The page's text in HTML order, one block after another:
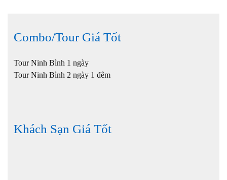
Combo/Tour Giá Tốt
Tour Ninh Bình 1 ngày
Tour Ninh Bình 2 ngày 1 đêm
Khách Sạn Giá Tốt